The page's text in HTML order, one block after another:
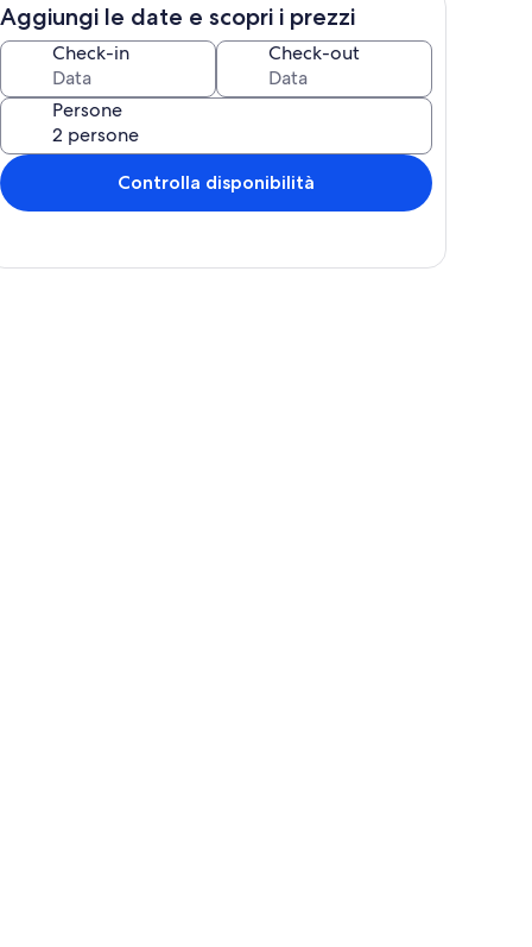
Camera
Aggiungi le date e scopri i prezzi
Check-in Check-out
Persone
Controlla disponibilità